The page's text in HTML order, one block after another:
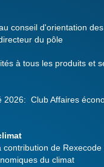
conseil d'orientation
du pôle
à tous les produits et
2026: Club Affaires
contribution de
du climat